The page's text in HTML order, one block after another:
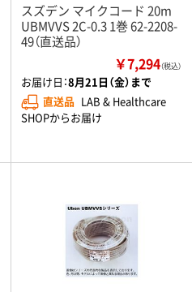
スズデン マイクコード 20m
UBMVVS 2C-0.3 1巻 62-2208-
49（直送品）
￥7,294（税込）
お届け日：8月21日（金）まで
直送品 LAB & Healthcare
SHOPからお届け